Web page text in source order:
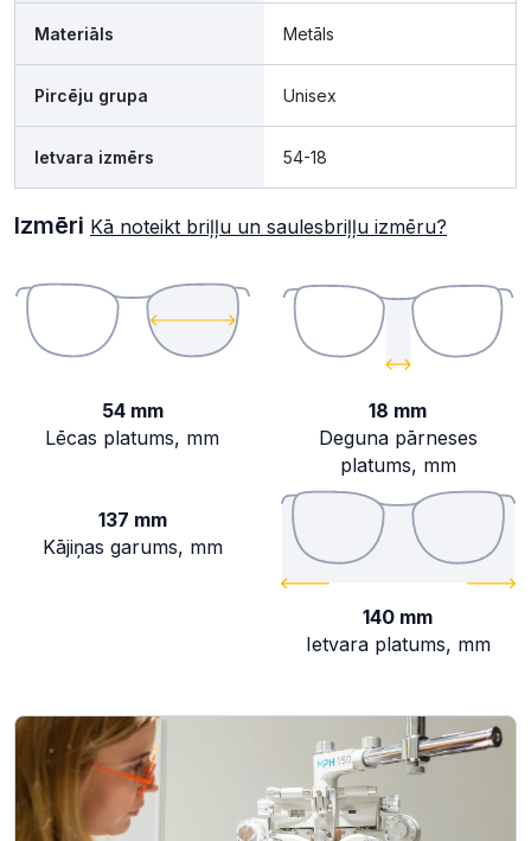
Materiāls Metāls
Pircēju grupa Unisex
Ietvara izmērs 54-18
Izmēri Kā noteikt briļļu un saulesbriļļu izmēru?
54 mm
Lēcas platums, mm
18 mm
Deguna pārneses
platums, mm
137 mm
Kājiņas garums, mm
140 mm
Ietvara platums, mm